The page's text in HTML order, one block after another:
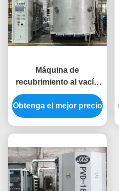
Máquina de
recubrimiento al vacío
PVD para herramientas
de corte de metal
antioxidantes y aptas
Obtenga el mejor precio